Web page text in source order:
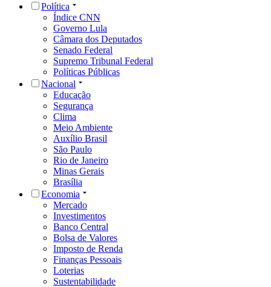
Política
Índice CNN
Governo Lula
Câmara dos Deputados
Senado Federal
Supremo Tribunal Federal
Políticas Públicas
Nacional
Educação
Segurança
Clima
Meio Ambiente
Auxílio Brasil
São Paulo
Rio de Janeiro
Minas Gerais
Brasília
Economia
Mercado
Investimentos
Banco Central
Bolsa de Valores
Imposto de Renda
Finanças Pessoais
Loterias
Sustentabilidade